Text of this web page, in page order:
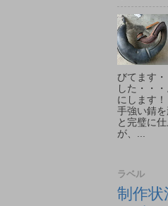
びてます
した・・
にします
手強い錆
と完璧に
が、...
ラベル
制作状